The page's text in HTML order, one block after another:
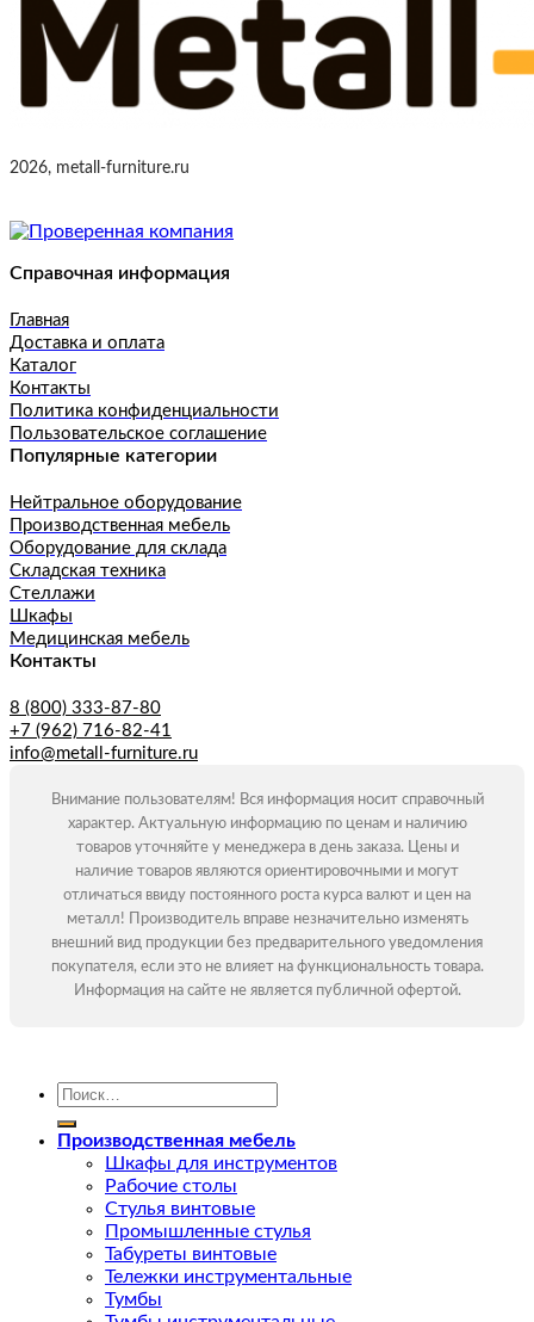
2026, metall-furniture.ru
Справочная информация
Главная
Доставка и оплата
Каталог
Контакты
Политика конфиденциальности
Пользовательское соглашение
Популярные категории
Нейтральное оборудование
Производственная мебель
Оборудование для склада
Складская техника
Стеллажи
Шкафы
Медицинская мебель
Контакты
8 (800) 333-87-80
+7 (962) 716-82-41
info@metall-furniture.ru
Внимание пользователям! Вся информация носит справочный
характер. Актуальную информацию по ценам и наличию
товаров уточняйте у менеджера в день заказа. Цены и
наличие товаров являются ориентировочными и могут
отличаться ввиду постоянного роста курса валют и цен на
металл! Производитель вправе незначительно изменять
внешний вид продукции без предварительного уведомления
покупателя, если это не влияет на функциональность товара.
Информация на сайте не является публичной офертой.
Искать:
Производственная мебель
Шкафы для инструментов
Рабочие столы
Стулья винтовые
Промышленные стулья
Табуреты винтовые
Тележки инструментальные
Тумбы